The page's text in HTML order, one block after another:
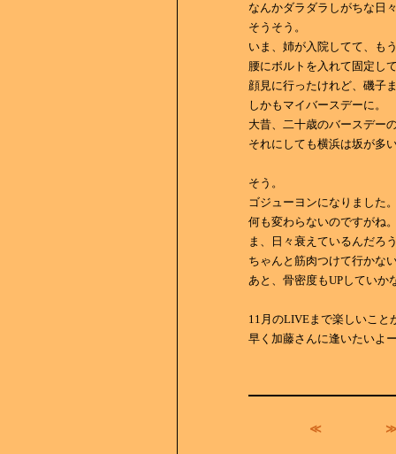
なんかダラダラしがちな日
そうそう。
いま、姉が入院してて、も
腰にボルトを入れて固定し
顔見に行ったけれど、磯子
しかもマイバースデーに。
大昔、二十歳のバースデー
それにしても横浜は坂が多
そう。
ゴジューヨンになりました
何も変わらないのですがね
ま、日々衰えているんだろ
ちゃんと筋肉つけて行かな
あと、骨密度もUPしていか
11月のLIVEまで楽しいこと
早く加藤さんに逢いたいよ
≪